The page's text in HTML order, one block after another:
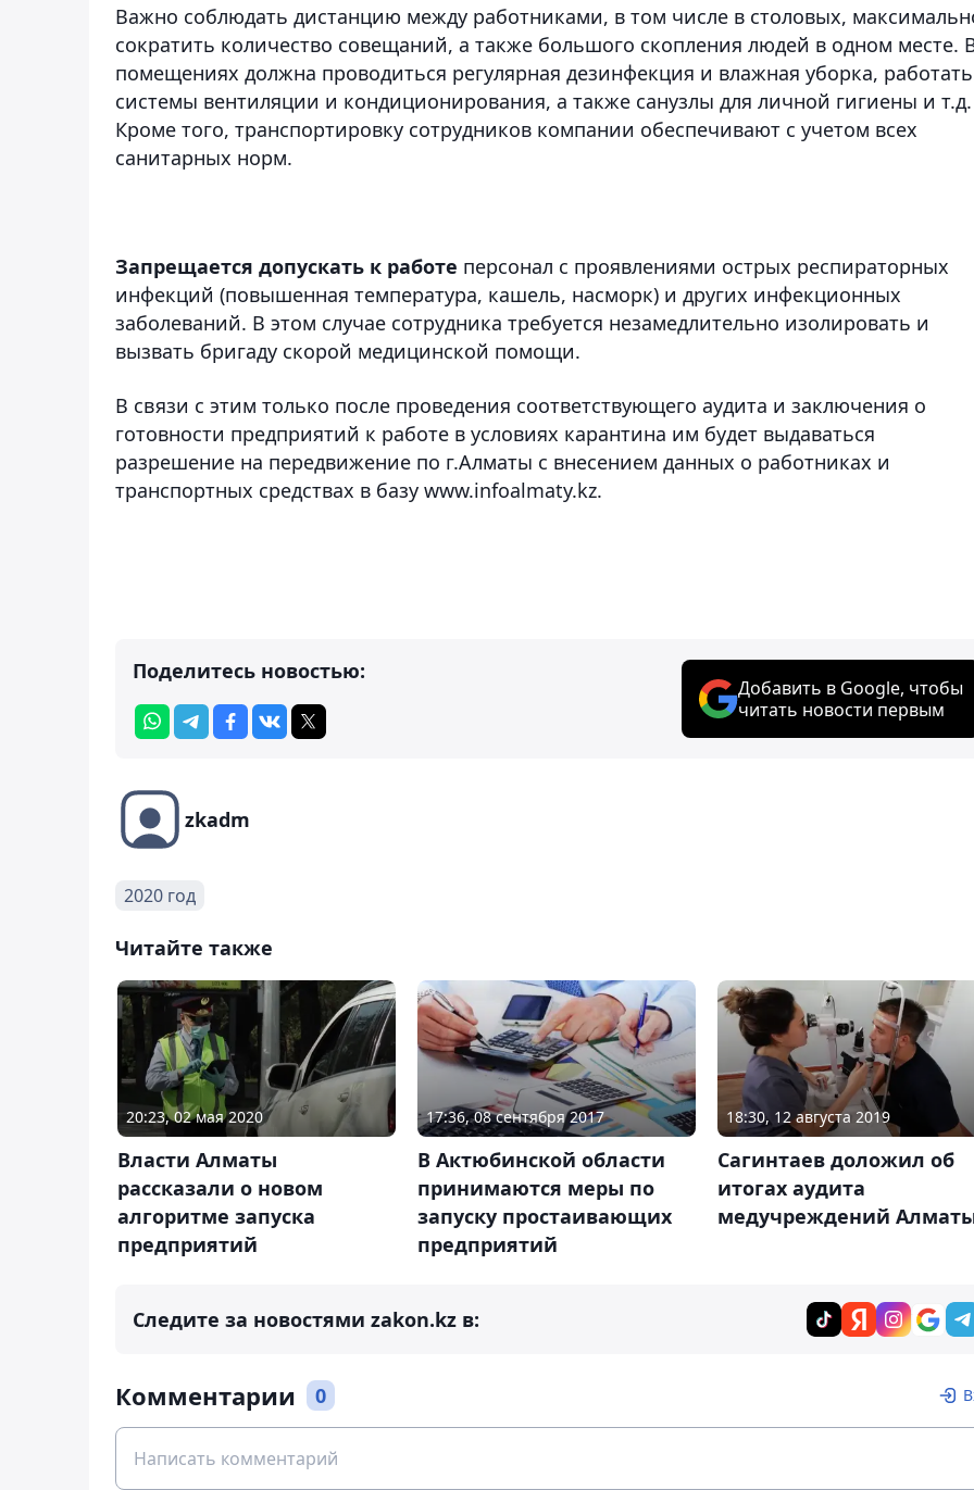
Важно соблюдать дистанцию между работниками, в том числе в столовых,
сократить количество совещаний, а также большого скопления людей в одном месте.
помещениях должна проводиться регулярная дезинфекция и влажная уборка, работать
системы вентиляции и кондиционирования, а также санузлы для личной гигиены и т.д.
Кроме того, транспортировку сотрудников компании обеспечивают с учетом всех
санитарных норм.
Запрещается допускать к работе персонал с проявлениями острых респираторных
инфекций (повышенная температура, кашель, насморк) и других инфекционных
заболеваний. В этом случае сотрудника требуется незамедлительно изолировать и
вызвать бригаду скорой медицинской помощи.
В связи с этим только после проведения соответствующего аудита и заключения о
готовности предприятий к работе в условиях карантина им будет выдаваться
разрешение на передвижение по г.Алматы с внесением данных о работниках и
транспортных средствах в базу www.infoalmaty.kz.
Поделитесь новостью:
Добавить в Google, чтобы
читать новости первым
zkadm
2020 год
Читайте также
20:23, 02 мая 2020
Власти Алматы
рассказали о новом
алгоритме запуска
предприятий
17:36, 08 сентября 2017
В Актюбинской области
принимаются меры по
запуску простаивающих
предприятий
18:30, 12 августа 2019
Сагинтаев доложил об
итогах аудита
медучреждений
Следите за новостями zakon.kz в:
Комментарии 0